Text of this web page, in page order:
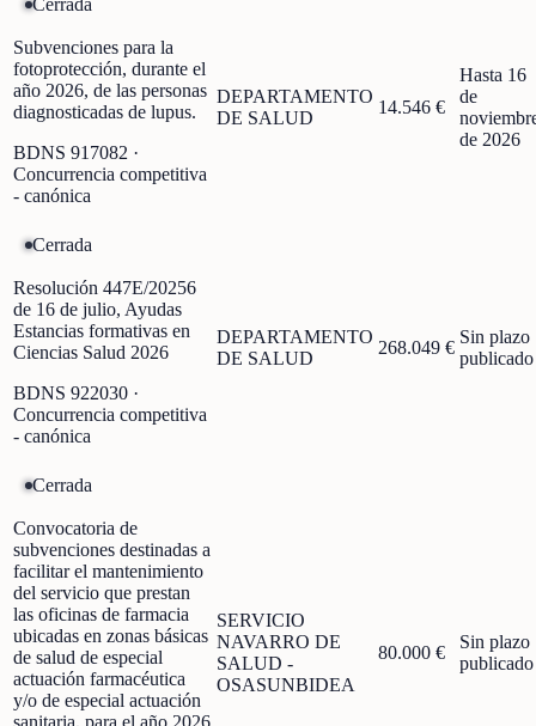
Subvenciones para la
fotoprotección, durante el
año 2026, de las personas
diagnosticadas de lupus.
BDNS 917082 ·
Concurrencia competitiva
- canónica
DEPARTAMENTO
DE SALUD
14.546 €
Hasta 16
de
de 2026
Cerrada
Resolución 447E/20256
de 16 de julio, Ayudas
Estancias formativas en
Ciencias Salud 2026
BDNS 922030 ·
Concurrencia competitiva
- canónica
DEPARTAMENTO
DE SALUD
268.049 €
Sin plazo
publicado
Cerrada
Convocatoria de
subvenciones destinadas a
facilitar el mantenimiento
del servicio que prestan
las oficinas de farmacia
ubicadas en zonas básicas
de salud de especial
actuación farmacéutica
y/o de especial actuación
sanitaria, para el año 2026
SERVICIO
NAVARRO DE
SALUD -
OSASUNBIDEA
80.000 €
Sin plazo
publicado